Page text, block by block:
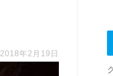
2018年2月19日